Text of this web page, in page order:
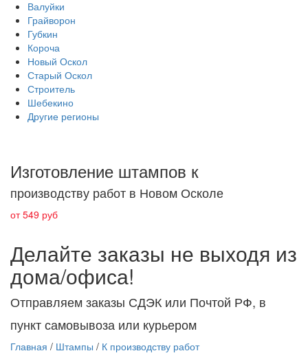
Валуйки
Грайворон
Губкин
Короча
Новый Оскол
Старый Оскол
Строитель
Шебекино
Другие регионы
Изготовление штампов к
производству работ в Новом Осколе
от 549 руб
Делайте заказы не выходя из
дома/офиса!
Отправляем заказы СДЭК или Почтой РФ, в
пункт самовывоза или курьером
Главная / Штампы / К производству работ